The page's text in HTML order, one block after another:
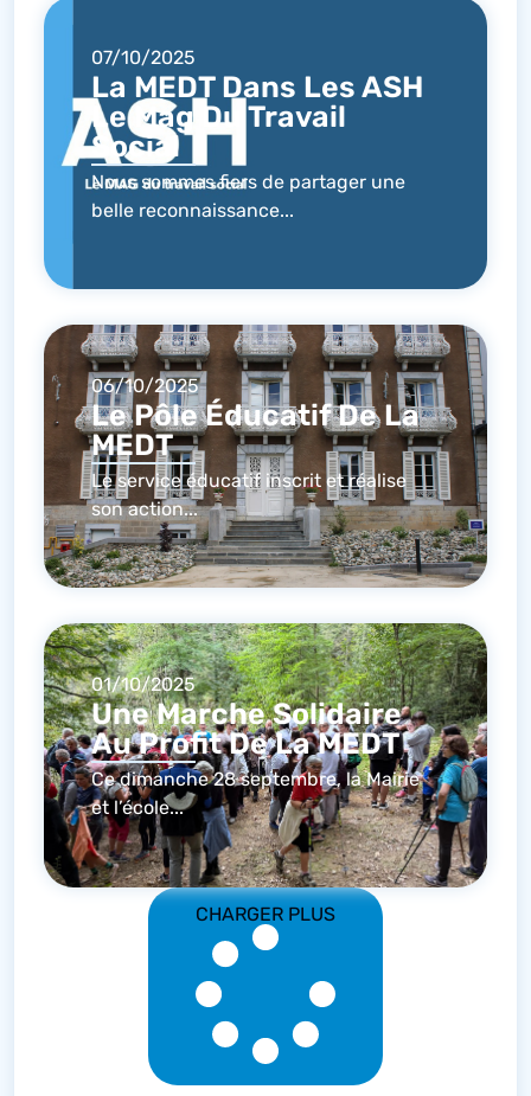
07/10/2025
La MEDT Dans Les ASH
Le Mag Du Travail
Social
Nous sommes fiers de partager une
belle reconnaissance...
06/10/2025
Le Pôle Éducatif De La
MEDT
Le service éducatif inscrit et réalise
son action...
01/10/2025
Une Marche Solidaire
Au Profit De La MEDT
Ce dimanche 28 septembre, la Mairie
et l’école...
CHARGER PLUS